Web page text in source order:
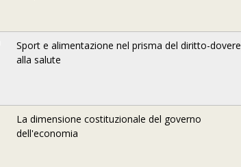
Sport e alimentazione nel prisma del diritto-dovere
alla salute
La dimensione costituzionale del governo
dell'economia